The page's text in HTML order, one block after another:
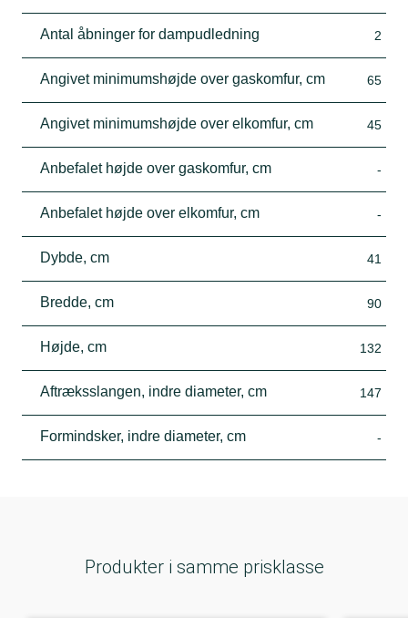
Antal åbninger for dampudledning 2
Angivet minimumshøjde over gaskomfur, cm 65
Angivet minimumshøjde over elkomfur, cm 45
Anbefalet højde over gaskomfur, cm -
Anbefalet højde over elkomfur, cm -
Dybde, cm 41
Bredde, cm 90
Højde, cm 132
Aftræksslangen, indre diameter, cm 147
Formindsker, indre diameter, cm -
Produkter i samme prisklasse